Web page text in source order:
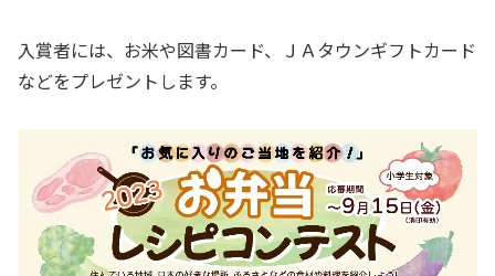
入賞者には、お米や図書カード、ＪＡタウンギフトカード
などをプレゼントします。